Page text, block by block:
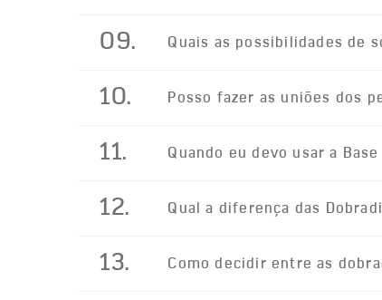
09. Quais as possibilidades de
10. Posso fazer as uniões dos
11. Quando eu devo usar a
12. Qual a diferença das
13. Como decidir entre as